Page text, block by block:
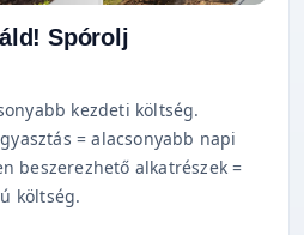
Spórolj
kezdeti költség.
= alacsonyabb napi
beszerezhető alkatrészek =
költség.